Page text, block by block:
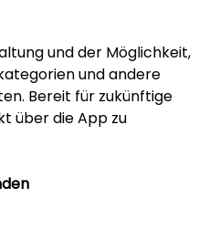
und der Möglichkeit,
und andere
Bereit für zukünftige
über die App zu